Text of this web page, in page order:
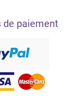
de paiement